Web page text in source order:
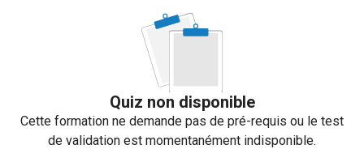
Quiz non disponible
Cette formation ne demande pas de pré-requis ou le test
de validation est momentanément indisponible.